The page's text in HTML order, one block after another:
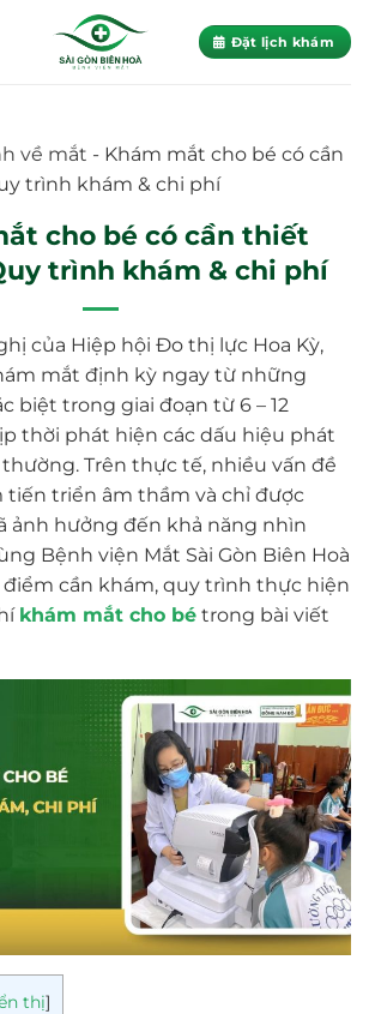
Đặt lịch khám
về mắt - Khám mắt cho bé có cần
trình khám & chi phí
cho bé có cần thiết
trình khám & chi phí
của Hiệp hội Đo thị lực Hoa Kỳ,
mắt định kỳ ngay từ những
biệt trong giai đoạn từ 6 – 12
thời phát hiện các dấu hiệu phát
Trên thực tế, nhiều vấn đề
tiến triển âm thầm và chỉ được
ảnh hưởng đến khả năng nhìn
Bệnh viện Mắt Sài Gòn Biên Hoà
cần khám, quy trình thực hiện
khám mắt cho bé trong bài viết
thị]